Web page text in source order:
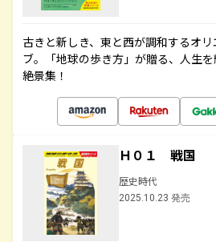
古きと新しき、東と西が調和するオ
ブ。「地球の歩き方」が贈る、人生
絶景集！
Ｈ０１ 戦国
歴史時代
2025.10.23 発売